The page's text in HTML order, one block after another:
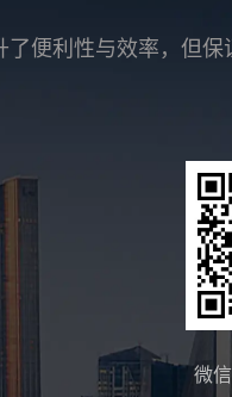
便利性与效率，但
微